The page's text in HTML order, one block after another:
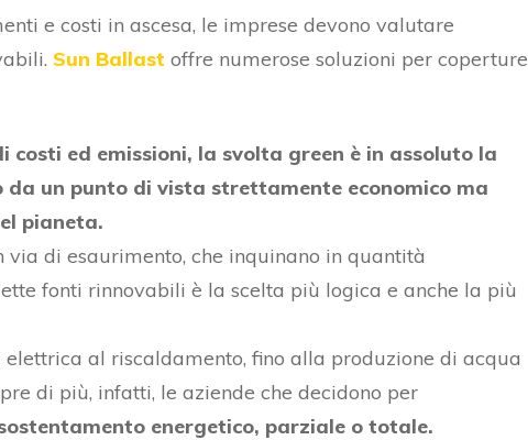
e costi in ascesa, le imprese devono valutare
Sun Ballast offre numerose soluzioni per coperture
costi ed emissioni, la svolta green è in assoluto la
da un punto di vista strettamente economico ma
pianeta.
via di esaurimento, che inquinano in quantità
fonti rinnovabili è la scelta più logica e anche la più
al riscaldamento, fino alla produzione di acqua
di più, infatti, le aziende che decidono per
energetico, parziale o totale.